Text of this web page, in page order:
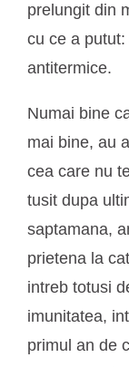
prelungit din
cu ce a
antitermice.
Numai bine
mai bine, au
cea care nu
tusit dupa
saptamana,
prietena la
intreb totusi
imunitatea,
primul an de